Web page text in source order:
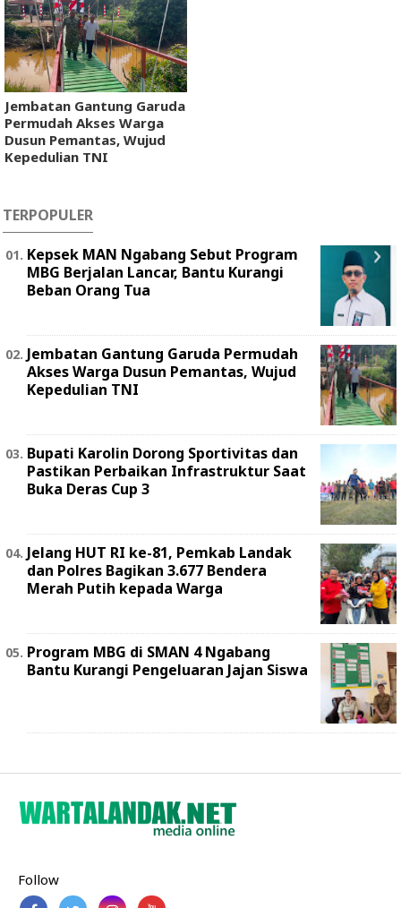
Jembatan Gantung Garuda
Permudah Akses Warga
Dusun Pemantas, Wujud
Kepedulian TNI
TERPOPULER
Kepsek MAN Ngabang Sebut Program
MBG Berjalan Lancar, Bantu Kurangi
Beban Orang Tua
Jembatan Gantung Garuda Permudah
Akses Warga Dusun Pemantas, Wujud
Kepedulian TNI
Bupati Karolin Dorong Sportivitas dan
Pastikan Perbaikan Infrastruktur Saat
Buka Deras Cup 3
Jelang HUT RI ke-81, Pemkab Landak
dan Polres Bagikan 3.677 Bendera
Merah Putih kepada Warga
Program MBG di SMAN 4 Ngabang
Bantu Kurangi Pengeluaran Jajan Siswa
Follow